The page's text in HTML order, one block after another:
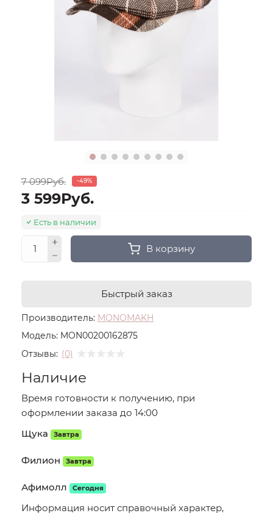
Производитель: MONOMAKH
Модель: MON00200162875
Отзывы: (0)
7 099Руб. -49%
3 599Руб.
Есть в наличии
В корзину
Быстрый заказ
Наличие
Время готовности к получению, при
оформлении заказа до 14:00
Щука
Завтра
Филион Завтра
Афимолл Сегодня
Информация носит справочный характер,